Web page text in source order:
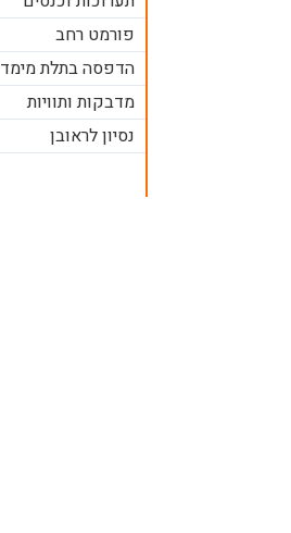
פורמט רחב
הדפסה בתלת מימד
מדבקות ותוויות
נסיון לראובן